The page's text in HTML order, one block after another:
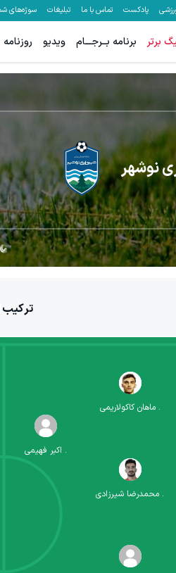
پادکست تماس با ما تبلیغات سوژه‌های
برتر برنامه بــرجـــام ویدیو روزنامه
نوشهر
. محمدرضا شیرزادی
.ماهان کاکولاریمی
. اکبر فهیمی